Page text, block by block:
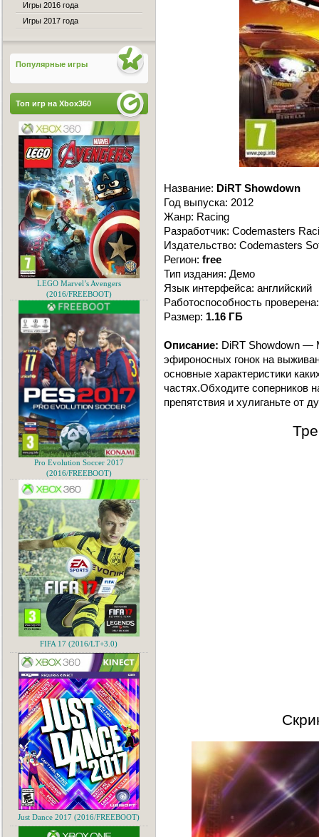
Название: DiRT Showdown
Год выпуска: 2012
Жанр: Racing
Разработчик: Codemasters
Издательство: Codemasters
Регион: free
Тип издания: Демо
Язык интерфейса: английский
Работоспособность
Размер: 1.16 ГБ
Описание: DiRT Showdown —
эфироносных гонок на
основные характеристики
частях.Обходите соперников
препятствия и хулиганьте от
Игры 2016 года
Игры 2017 года
Популярные игры
Топ игр на Xbox360
LEGO Marvel’s Avengers
(2016/FREEBOOT)
Pro Evolution Soccer 2017
(2016/FREEBOOT)
FIFA 17 (2016/LT+3.0)
Just Dance 2017 (2016/FREEBOOT)